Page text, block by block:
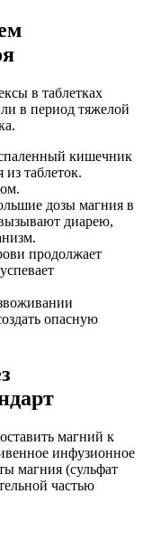
в таблетках
в период тяжелой
кишечник
таблеток.
дозы магния в
диарею,
продолжает
опасную
магний к
инфузионное
магния (сульфат
частью